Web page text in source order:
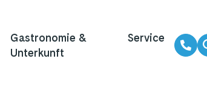
Gastronomie &
Unterkunft
Service